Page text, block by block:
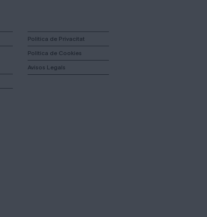
Politica de Privacitat
Politica de Cookies
Avisos Legals